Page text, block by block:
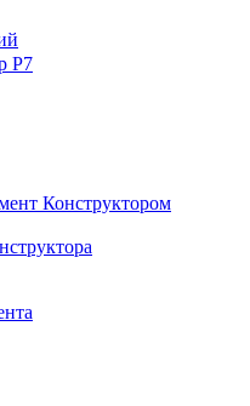
Р7
Конструктором